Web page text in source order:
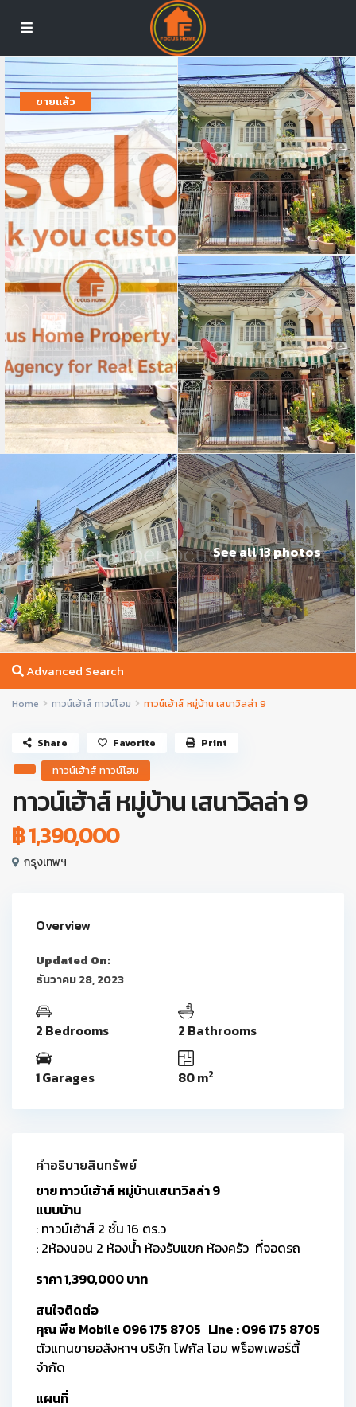
ขายแล้ว
See all 13 photos
Advanced Search
Home ทาวน์เฮ้าส์ ทาวน์โฮม ทาวน์เฮ้าส์ หมู่บ้าน เสนาวิลล่า 9
ทาวน์เฮ้าส์ ทาวน์โฮม
ทาวน์เฮ้าส์ หมู่บ้าน เสนาวิลล่า 9
฿ 1,390,000
กรุงเทพฯ
Share Favorite Print
Overview
Updated On:
ธันวาคม 28, 2023
2 Bedrooms 2 Bathrooms
1 Garages 80 m2
คำอธิบายสินทรัพย์
ขาย ทาวน์เฮ้าส์ หมู่บ้านเสนาวิลล่า 9
แบบบ้าน
: ทาวน์เฮ้าส์ 2 ชั้น 16 ตร.ว
: 2ห้องนอน 2 ห้องน้ำ ห้องรับแขก ห้องครัว ที่จอดรถ
ราคา 1,390,000 บาท
สนใจติดต่อ
คุณ พีช Mobile 096 175 8705 Line : 096 175 8705
ตัวแทนขายอสังหาฯ บริษัท โฟกัส โฮม พร็อพเพอร์ตี้
จำกัด
แผนที่